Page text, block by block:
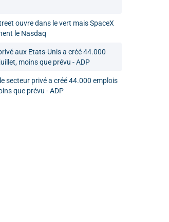
ouvre dans le vert mais SpaceX
le Nasdaq
aux Etats-Unis a créé 44.000
moins que prévu - ADP
secteur privé a créé 44.000 emplois
que prévu - ADP